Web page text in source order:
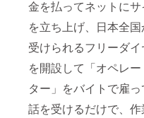
金を払ってネットにサ
を立ち上げ、日本全国
受けられるフリーダ
を開設して「オペレー
ター」をバイトで雇
話を受けるだけで、作